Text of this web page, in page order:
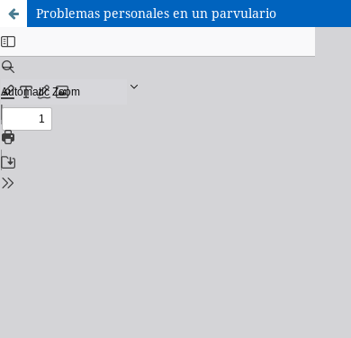
Problemas personales en un parvulario